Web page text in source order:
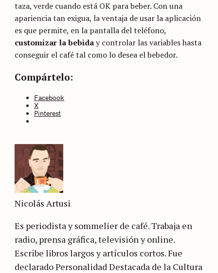
taza, verde cuando está OK para beber. Con una
apariencia tan exigua, la ventaja de usar la aplicación
es que permite, en la pantalla del teléfono,
customizar la bebiday controlar las variables hasta
conseguir el café tal como lo desea el bebedor.
CategoriesSin
Compártelo:
Facebook
X
Pinterest
Nicolás Artusi
Es periodista y sommelier de café. Trabaja en
radio, prensa gráfica, televisión y online.
Escribe libros largos y artículos cortos. Fue
declarado Personalidad Destacada de la Cultura